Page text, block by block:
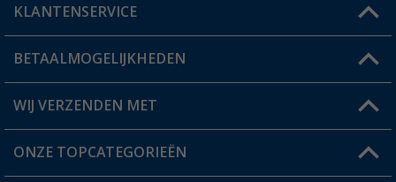
Mijn account
Status bestelling
Verlanglijstje
KLANTENSERVICE
FAQ & Contact
Verzendinformatie
Catalogus
BETAALMOGELIJKHEDEN
WIJ VERZENDEN MET
ONZE TOPCATEGORIEËN